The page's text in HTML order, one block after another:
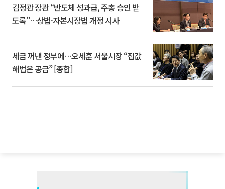
김정관 장관 “반도체 성과급, 주총 승인 받
도록”…상법·자본시장법 개정 시사
세금 꺼낸 정부에…오세훈 서울시장 “집값
해법은 공급” [종합]